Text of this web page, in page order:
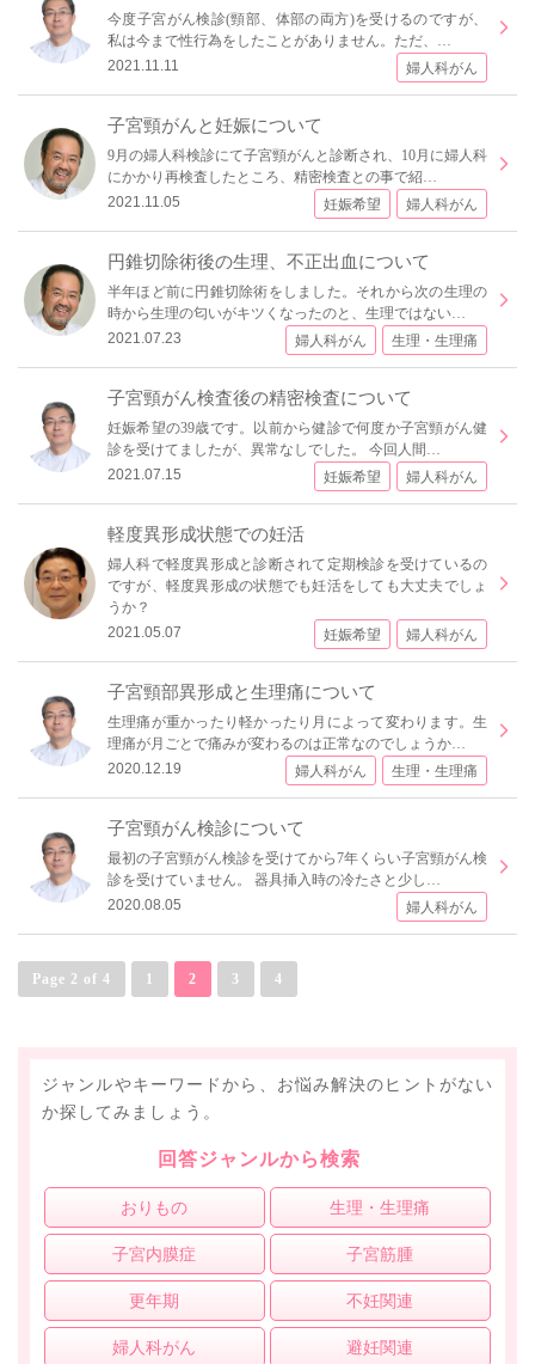
今度子宮がん検診(頸部、体部の両方)を受けるのですが、
私は今まで性行為をしたことがありません。ただ、…
2021.11.11
婦人科がん
子宮頸がんと妊娠について
9月の婦人科検診にて子宮頸がんと診断され、10月に婦人科
にかかり再検査したところ、精密検査との事で紹…
2021.11.05
妊娠希望 婦人科がん
円錐切除術後の生理、不正出血について
半年ほど前に円錐切除術をしました。それから次の生理の
時から生理の匂いがキツくなったのと、生理ではない…
2021.07.23
婦人科がん 生理・生理痛
子宮頸がん検査後の精密検査について
妊娠希望の39歳です。以前から健診で何度か子宮頸がん健
診を受けてましたが、異常なしでした。 今回人間…
2021.07.15
妊娠希望 婦人科がん
軽度異形成状態での妊活
婦人科で軽度異形成と診断されて定期検診を受けているの
ですが、軽度異形成の状態でも妊活をしても大丈夫でしょ
うか？
2021.05.07
妊娠希望 婦人科がん
子宮頸部異形成と生理痛について
生理痛が重かったり軽かったり月によって変わります。生
理痛が月ごとで痛みが変わるのは正常なのでしょうか…
2020.12.19
婦人科がん 生理・生理痛
子宮頸がん検診について
最初の子宮頸がん検診を受けてから7年くらい子宮頸がん検
診を受けていません。 器具挿入時の冷たさと少し…
2020.08.05
婦人科がん
Page 2 of 4 1 2 3 4
ジャンルやキーワードから、お悩み解決のヒントがない
か探してみましょう。
回答ジャンルから検索
おりもの 生理・生理痛
子宮内膜症 子宮筋腫
更年期 不妊関連
婦人科がん 避妊関連